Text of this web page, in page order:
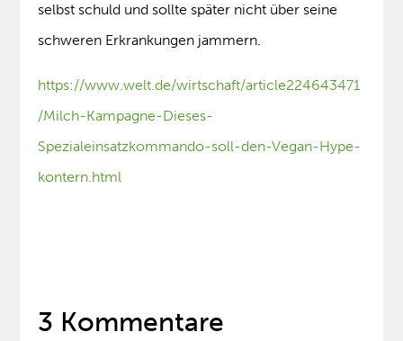
selbst schuld und sollte später nicht über seine
schweren Erkrankungen jammern.
https://www.welt.de/wirtschaft/article224643471
/Milch-Kampagne-Dieses-
Spezialeinsatzkommando-soll-den-Vegan-Hype-
kontern.html
3 Kommentare